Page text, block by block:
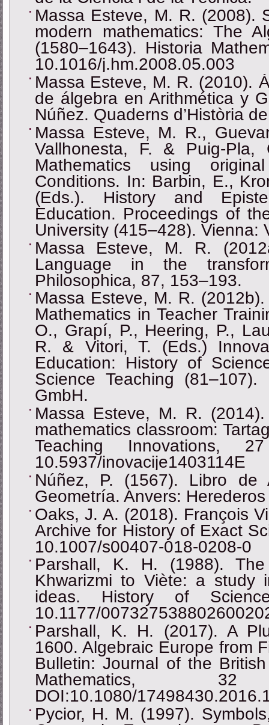
Massa Esteve, M. R. (2008).
modern mathematics: The
(1580‒1643). Historia
10.1016/j.hm.2008.05.003
Massa Esteve, M. R. (2010).
de álgebra en Arithmética y
Núñez. Quaderns d’Història
Massa Esteve, M. R.,
Vallhonesta, F. & Puig-Pla,
Mathematics using
Conditions. In: Barbin, E.,
(Eds.). History and
Education. Proceedings of
University (415‒428). Vienna:
Massa Esteve, M. R.
Language in the
Philosophica, 87, 153‒193.
Massa Esteve, M. R.
Mathematics in Teacher
O., Grapí, P., Heering, P.,
R. & Vitori, T. (Eds.)
Education: History of
Science Teaching
GmbH.
Massa Esteve, M. R.
mathematics classroom:
Teaching Innovations,
10.5937/inovacije1403114E
Núñez, P. (1567). Libro de
Geometría. Anvers:
Oaks, J. A. (2018). François
Archive for History of Exact
10.1007/s00407-018-0208-0
Parshall, K. H. (1988).
Khwarizmi to Viète: a study
ideas. History of
10.1177/
Parshall, K. H. (2017). A
1600. Algebraic Europe from
Bulletin: Journal of the
Mathematics,
DOI:10.1080/
Pycior, H. M. (1997).